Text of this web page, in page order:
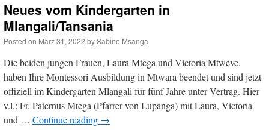
–
am
Neues vom Kindergarten in
Mlangali/Tansania
Posted on März 31, 2022 bySabine Msanga
Die beiden jungen Frauen, Laura Mtega und Victoria Mtweve,
haben Ihre Montessori Ausbildung in Mtwara beendet und sind jetzt
offiziell im Kindergarten Mlangali für fünf Jahre unter Vertrag. Hier
v.l.: Fr. Paternus Mtega (Pfarrer von Lupanga) mit Laura, Victoria
und … Continue reading →